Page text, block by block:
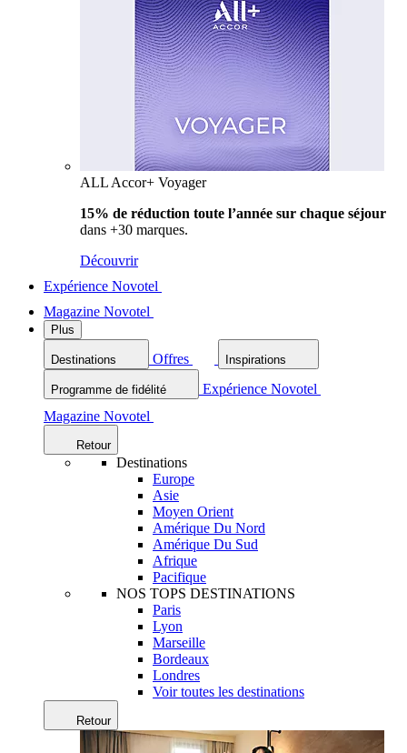
ALL Accor+ Voyager
15% de réduction toute l’année sur chaque séjour
dans +30 marques.
Découvrir
Expérience Novotel
Magazine Novotel
Plus
Destinations Offres Inspirations
Programme de fidélité
Expérience Novotel
Magazine Novotel
Retour
Destinations
Europe
Asie
Moyen Orient
Amérique Du Nord
Amérique Du Sud
Afrique
Pacifique
NOS TOPS DESTINATIONS
Paris
Lyon
Marseille
Bordeaux
Londres
Voir toutes les destinations
Retour